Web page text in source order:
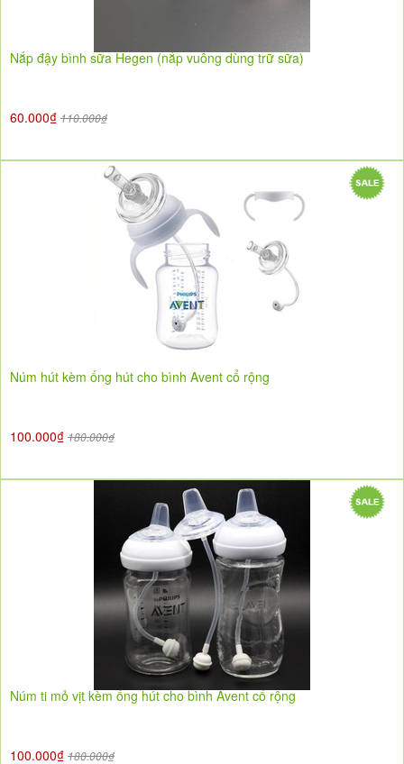
Nắp đậy bình sữa Hegen (nắp vuông dùng trữ sữa)
60.000₫ 110.000₫
Núm hút kèm ống hút cho bình Avent cổ rộng
100.000₫ 180.000₫
Núm ti mỏ vịt kèm ống hút cho bình Avent cổ rộng
100.000₫ 180.000₫